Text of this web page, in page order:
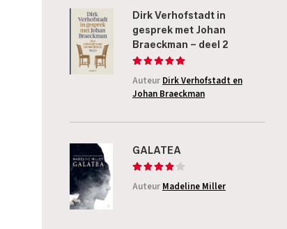
Dirk Verhofstadt in
gesprek met Johan
Braeckman – deel 2
Auteur Dirk Verhofstadt en
Johan Braeckman
GALATEA
Auteur Madeline Miller